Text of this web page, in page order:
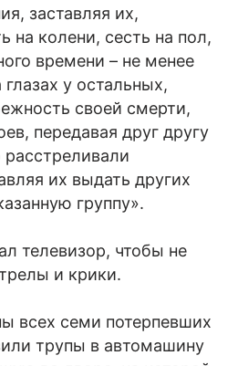
заставляя их,
на колени, сесть на пол,
времени – не менее
у остальных,
своей смерти,
передавая друг другу
их выдать других
группу».
телевизор, чтобы не
и крики.
всех семи потерпевших
трупы в автомашину